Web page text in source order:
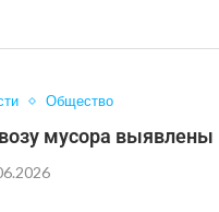
Общество
мусора выявлены